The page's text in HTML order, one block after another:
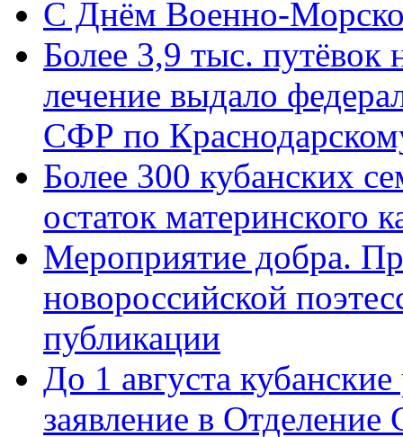
C Днём Военно-
Более 3,9 тыс. путёвок
лечение выдало
СФР по
Более 300 кубанских
остаток материнского
Мероприятие добра.
новороссийской
публикации
До 1 августа
заявление в